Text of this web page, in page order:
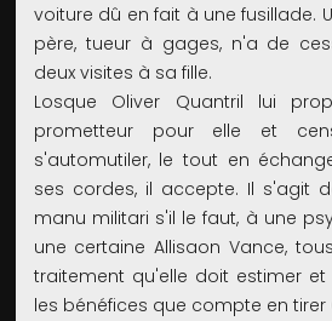
voiture dû en fait à une fusillade.
père, tueur à gages, n'a de
deux visites à sa fille.
Losque Oliver Quantril lui
prometteur pour elle et
s'automutiler, le tout en
ses cordes, il accepte. Il s'agit
manu militari s'il le faut, à une
une certaine Allisaon Vance,
traitement qu'elle doit estimer
les bénéfices que compte en tirer